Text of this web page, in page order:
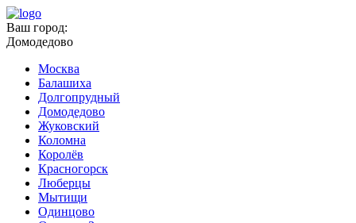
Ваш город:
Домодедово
Москва
Балашиха
Долгопрудный
Домодедово
Жуковский
Коломна
Королёв
Красногорск
Люберцы
Мытищи
Одинцово